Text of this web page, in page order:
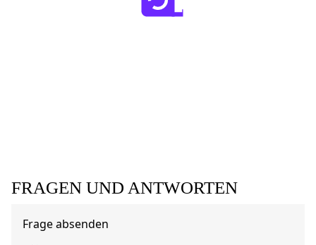
FRAGEN UND ANTWORTEN
Frage absenden